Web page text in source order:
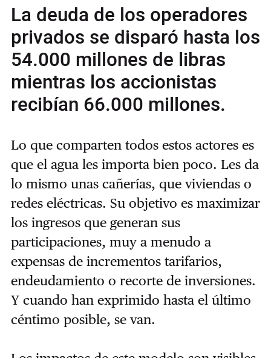
La deuda de los operadores
privados se disparó hasta los
54.000 millones de libras
mientras los accionistas
recibían 66.000 millones.
Lo que comparten todos estos actores es
que el agua les importa bien poco. Les da
lo mismo unas cañerías, que viviendas o
redes eléctricas. Su objetivo es maximizar
los ingresos que generan sus
participaciones, muy a menudo a
expensas de incrementos tarifarios,
endeudamiento o recorte de inversiones.
Y cuando han exprimido hasta el último
céntimo posible, se van.